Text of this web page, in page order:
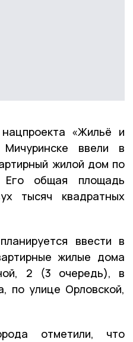
«Жильё и
ввели в
жилой дом по
Его общая площадь
тысяч квадратных
ввести в
жилые дома
2 (3 очередь), в
по улице Орловской,
отметили, что